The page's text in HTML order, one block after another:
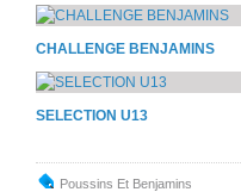
CHALLENGE BENJAMINS
SELECTION U13
Poussins Et Benjamins